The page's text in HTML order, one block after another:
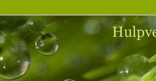
na seksueel misbruik